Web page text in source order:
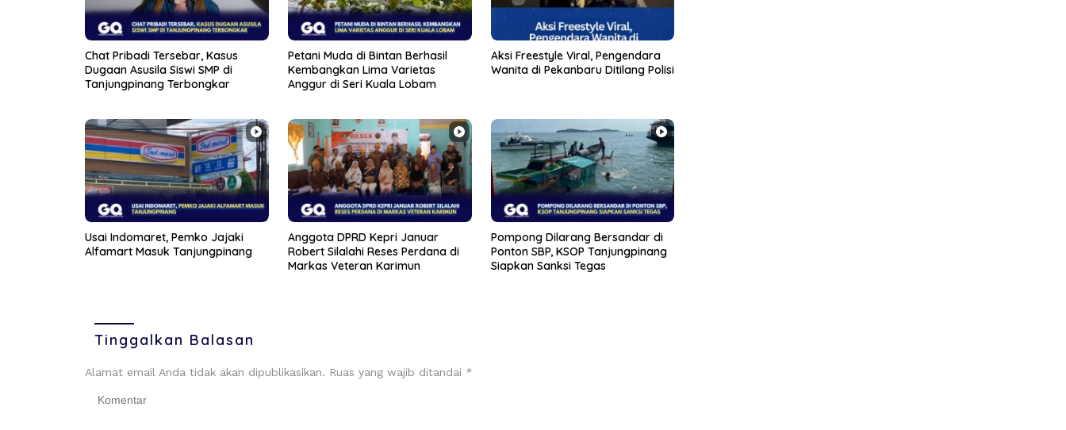
Chat Pribadi Tersebar, Kasus
Dugaan Asusila Siswi SMP di
Tanjungpinang Terbongkar
Petani Muda di Bintan Berhasil
Kembangkan Lima Varietas
Anggur di Seri Kuala Lobam
Aksi Freestyle Viral, Pengendara
Wanita di Pekanbaru Ditilang Polisi
Usai Indomaret, Pemko Jajaki
Alfamart Masuk Tanjungpinang
Anggota DPRD Kepri Januar
Robert Silalahi Reses Perdana di
Markas Veteran Karimun
Pompong Dilarang Bersandar di
Ponton SBP, KSOP Tanjungpinang
Siapkan Sanksi Tegas
Tinggalkan Balasan
Alamat email Anda tidak akan dipublikasikan. Ruas yang wajib ditandai *